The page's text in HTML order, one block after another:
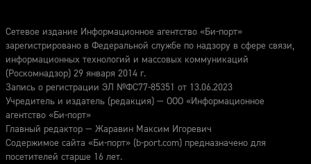
Сетевое издание Информационное агентство «Би-порт»
зарегистрировано в Федеральной службе по надзору в сфере связи,
информационных технологий и массовых коммуникаций
(Роскомнадзор) 29 января 2014 г.
Запись о регистрации ЭЛ №ФС77-85351 от 13.06.2023
Учредитель и издатель (редакция) — ООО «Информационное
агентство «Би-порт»
Главный редактор — Жаравин Максим Игоревич
Содержимое сайта «Би-порт» (b-port.com) предназначено для
посетителей старше 16 лет.